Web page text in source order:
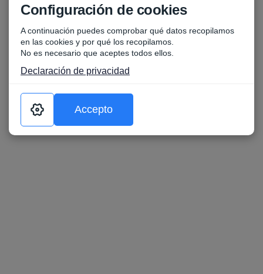
Configuración de cookies
A continuación puedes comprobar qué datos recopilamos
en las cookies y por qué los recopilamos.
No es necesario que aceptes todos ellos.
Declaración de privacidad
Accepto